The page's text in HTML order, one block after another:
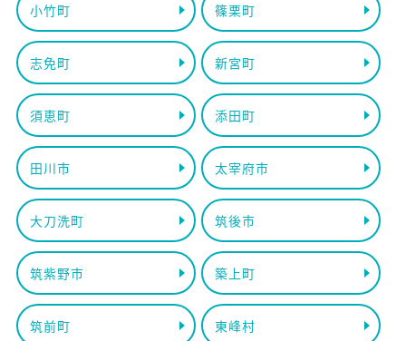
小竹町 篠栗町
志免町 新宮町
須恵町 添田町
田川市 太宰府市
大刀洗町 筑後市
筑紫野市 築上町
筑前町 東峰村